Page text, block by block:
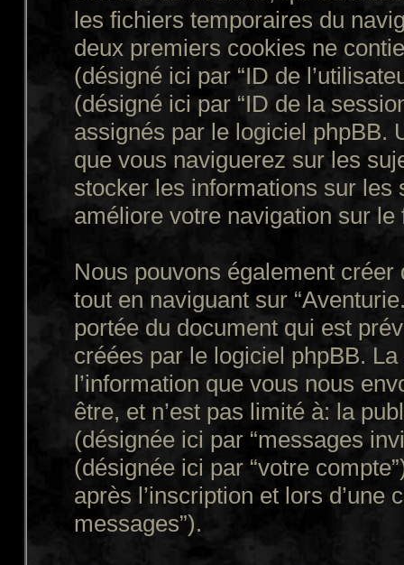
les fichiers temporaires du
deux premiers cookies ne
(désigné ici par “ID de
(désigné ici par “ID de la
assignés par le logiciel phpBB.
que vous naviguerez sur les
stocker les informations sur les
améliore votre navigation sur le
Nous pouvons également
tout en naviguant sur
portée du document qui est
créées par le logiciel phpBB.
l’information que vous nous
être, et n’est pas limité à: la
(désignée ici par “messages
(désignée ici par “votre
après l’inscription et lors d’une
messages”).